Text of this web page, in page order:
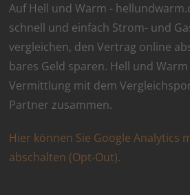
Auf Hell und Warm -
schnell und einfach Strom- und
vergleichen, den Vertrag online
bares Geld sparen. Hell und
Vermittlung mit dem
Partner zusammen.
Hier können Sie Google Analytics
abschalten (Opt-Out).